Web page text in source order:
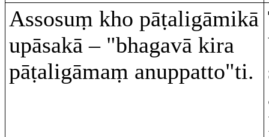
Assosuṃ kho pāṭaligāmikā
upāsakā – "bhagavā kira
pāṭaligāmaṃ anuppatto"ti.